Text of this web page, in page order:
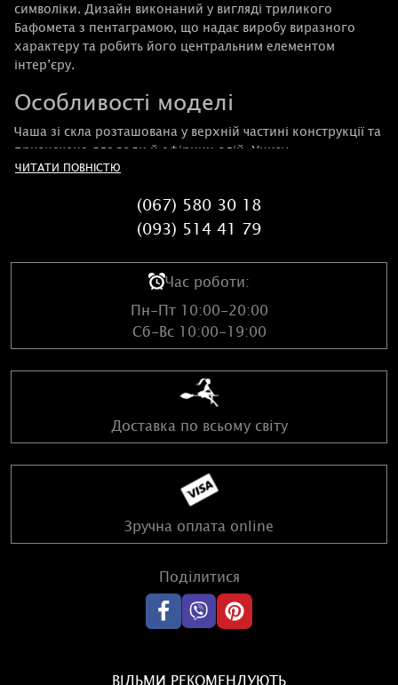
символіки. Дизайн виконаний у вигляді триликого
Бафомета з пентаграмою, що надає виробу виразного
характеру та робить його центральним елементом
інтер’єру.
Особливості моделі
Чаша зі скла розташована у верхній частині конструкції та
призначена для води й ефірних олій. Унизу
встановлюється свічка-таблетка, яка нагріває рідину,
опрацювання фігур і символів створює глибоку атмосферу
та підкреслює тематику виробу.
Переваги
оригінальний готичний дизайн;
стійка основа та продумана конструкція;
скляна знімна чаша для зручного очищення;
ідеально підходить для медитацій, ритуалів або
Додайте кілька крапель улюбленої ефірної олії у воду,
атмосферу. Аромалампа стане стильним подарунком або
виразним акцентом у колекції езотеричних предметів.
ЧИТАТИ ПОВНІСТЮ
(067) 580 30 18
(093) 514 41 79
Час роботи:
Пн-Пт 10:00-20:00
Сб-Вс 10:00-19:00
Доставка по всьому світу
Зручна оплата online
Поділитися
ВІДЬМИ РЕКОМЕНДУЮТЬ